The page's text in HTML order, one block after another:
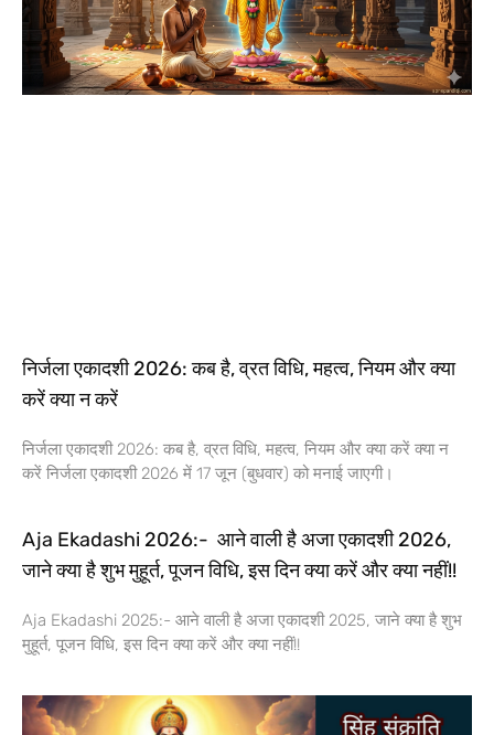
निर्जला एकादशी 2026: कब है, व्रत विधि, महत्व, नियम और क्या
करें क्या न करें
निर्जला एकादशी 2026: कब है, व्रत विधि, महत्व, नियम और क्या करें क्या न
करें निर्जला एकादशी 2026 में 17 जून (बुधवार) को मनाई जाएगी।
Aja Ekadashi 2026:- आने वाली है अजा एकादशी 2026,
जाने क्या है शुभ मुहूर्त, पूजन विधि, इस दिन क्या करें और क्या नहीं!!
Aja Ekadashi 2025:- आने वाली है अजा एकादशी 2025, जाने क्या है शुभ
मुहूर्त, पूजन विधि, इस दिन क्या करें और क्या नहीं!!